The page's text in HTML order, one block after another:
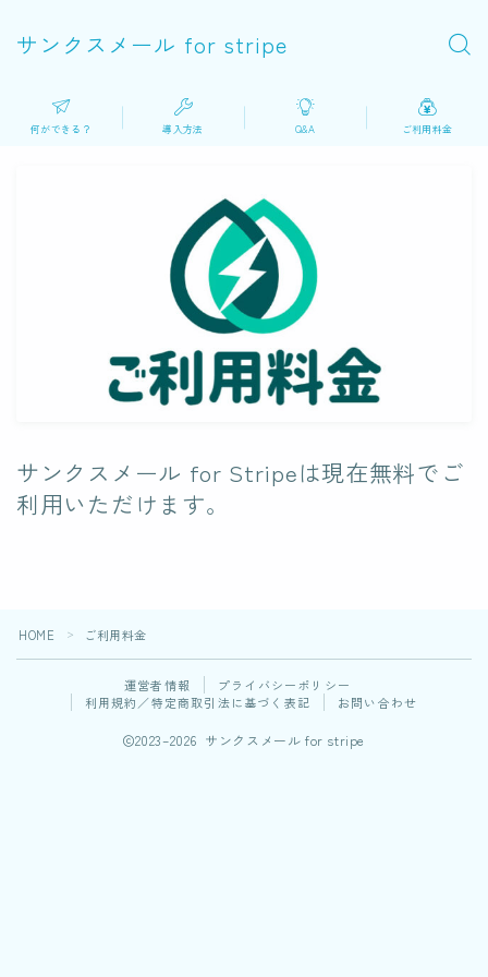
サンクスメール for stripe
何ができる？ 導入方法 Q&A ご利用料金
サンクスメール for Stripeは現在無料でご
利用いただけます。
HOME ＞ ご利用料金
運営者情報
プライバシーポリシー
利用規約／特定商取引法に基づく表記
お問い合わせ
2023–2026 サンクスメール for stripe